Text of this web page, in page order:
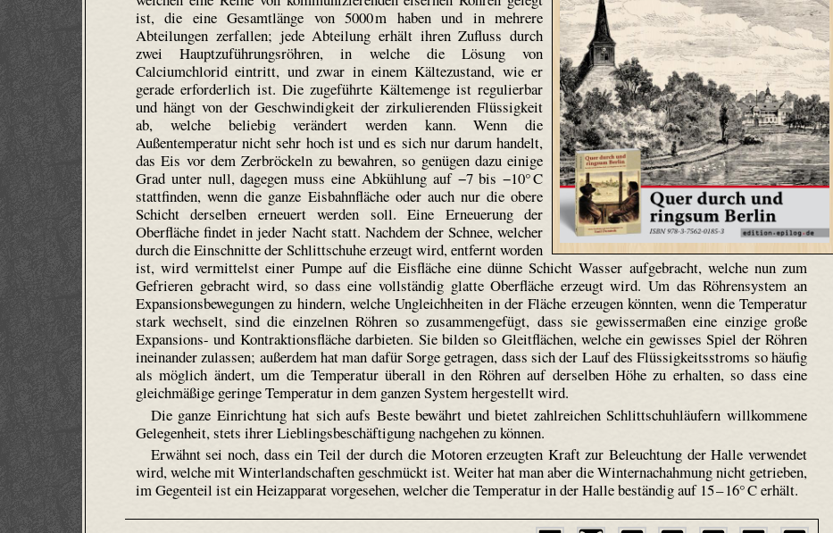
ist, die eine Gesamtlänge von 5000 m haben und in mehrere
Abteilungen zerfallen; jede Abteilung erhält ihren Zufluss durch
zwei Haupt­zuführungs­röhren, in welche die Lösung von
Calciumchlorid eintritt, und zwar in einem Kältezustand, wie er
gerade erforderlich ist. Die zugeführte Kältemenge ist regulierbar
und hängt von der Geschwindigkeit der zirkulierenden Flüssigkeit
ab, welche beliebig verändert werden kann. Wenn die
Außentemperatur nicht sehr hoch ist und es sich nur darum handelt,
das Eis vor dem Zerbröckeln zu bewahren, so genügen dazu einige
Grad unter null, dagegen muss eine Abkühlung auf −7 bis −10° C
stattfinden, wenn die ganze Eisbahnfläche oder auch nur die obere
Schicht derselben erneuert werden soll. Eine Erneuerung der
Oberfläche findet in jeder Nacht statt. Nachdem der Schnee, welcher
durch die Einschnitte der Schlittschuhe erzeugt wird, entfernt worden
ist, wird vermittelst einer Pumpe auf die Eisfläche eine dünne Schicht Wasser aufgebracht, welche nun zum
Gefrieren gebracht wird, so dass eine vollständig glatte Oberfläche erzeugt wird. Um das Röhrensystem an
Expansionsbewegungen zu hindern, welche Ungleichheiten in der Fläche erzeugen könnten, wenn die Temperatur
stark wechselt, sind die einzelnen Röhren so zusammengefügt, dass sie gewissermaßen eine einzige große
Expansions- und Kontraktions­fläche darbieten. Sie bilden so Gleitflächen, welche ein gewisses Spiel der Röhren
ineinander zulassen; außerdem hat man dafür Sorge getragen, dass sich der Lauf des Flüssigkeitsstroms so häufig
als möglich ändert, um die Temperatur überall in den Röhren auf derselben Höhe zu erhalten, so dass eine
gleichmäßige geringe Temperatur in dem ganzen System hergestellt wird.
Die ganze Einrichtung hat sich aufs Beste bewährt und bietet zahlreichen Schlittschuhläufern willkommene
Gelegenheit, stets ihrer Lieblingsbeschäftigung nachgehen zu können.
Erwähnt sei noch, dass ein Teil der durch die Motoren erzeugten Kraft zur Beleuchtung der Halle verwendet
wird, welche mit Winterlandschaften geschmückt ist. Weiter hat man aber die Winternachahmung nicht getrieben,
im Gegenteil ist ein Heizapparat vorgesehen, welcher die Temperatur in der Halle beständig auf 15 – 16° C erhält.